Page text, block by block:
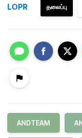
தலைப்பு
LOPR
ANDTEAM